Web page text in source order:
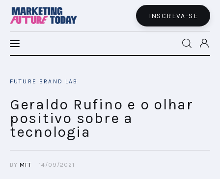
INSCREVA-SE
INSIGHTS
EVENTOS
FUTURE BRAND LAB
Geraldo Rufino e o olhar
positivo sobre a
tecnologia
BY MFT 14/09/2021